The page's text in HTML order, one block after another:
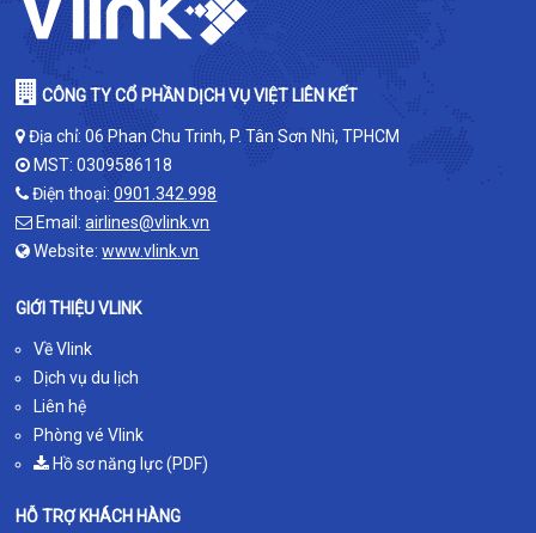
CÔNG TY CỔ PHẦN DỊCH VỤ VIỆT LIÊN KẾT
Địa chỉ: 06 Phan Chu Trinh, P. Tân Sơn Nhì, TPHCM
MST: 0309586118
Điện thoại:0901.342.998
Email:airlines@vlink.vn
Website:www.vlink.vn
GIỚI THIỆU VLINK
Về Vlink
Dịch vụ du lịch
Liên hệ
Phòng vé Vlink
Hồ sơ năng lực (PDF)
HỖ TRỢ KHÁCH HÀNG